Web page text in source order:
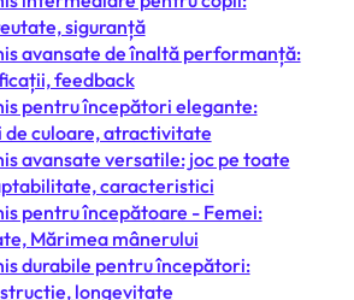
siguranță
avansate de înaltă performanță:
feedback
pentru începători elegante:
de culoare, atractivitate
avansate versatile: joc pe toate
caracteristici
pentru începătoare - Femei:
Mărimea mânerului
durabile pentru începători:
longevitate